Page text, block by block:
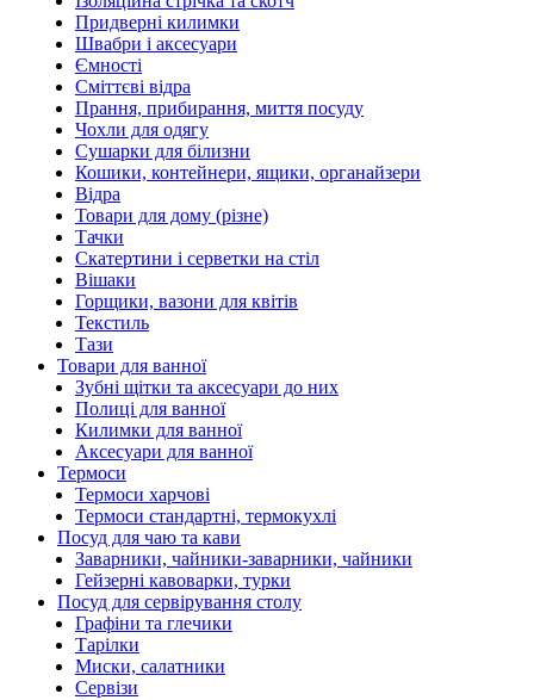
Придверні килимки
Швабри і аксесуари
Ємності
Сміттєві відра
Прання, прибирання, миття посуду
Чохли для одягу
Сушарки для білизни
Кошики, контейнери, ящики, органайзери
Відра
Товари для дому (різне)
Тачки
Скатертини і серветки на стіл
Вішаки
Горщики, вазони для квітів
Текстиль
Тази
Товари для ванної
Зубні щітки та аксесуари до них
Полиці для ванної
Килимки для ванної
Аксесуари для ванної
Термоси
Термоси харчові
Термоси стандартні, термокухлі
Посуд для чаю та кави
Заварники, чайники-заварники, чайники
Гейзерні кавоварки, турки
Посуд для сервірування столу
Графіни та глечики
Тарілки
Миски, салатники
Сервізи